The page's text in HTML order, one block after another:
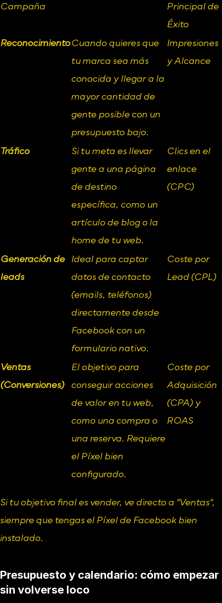
Campaña
Principal de
Éxito
ReconocimientoCuando quieres que
tu marca sea más
conocida y llegar a la
mayor cantidad de
gente posible con un
presupuesto bajo.
Impresiones
y Alcance
Tráfico
Si tu meta es llevar
gente a una página
de destino
específica, como un
artículo de blog o la
home de tu web.
Clics en el
enlace
(CPC)
Generación de
leads
Ideal para captar
datos de contacto
(emails, teléfonos)
directamente desde
Facebook con un
formulario nativo.
Coste por
Lead (CPL)
Ventas
(Conversiones)
El objetivo para
conseguir acciones
de valor en tu web,
como una compra o
una reserva. Requiere
el Píxel bien
configurado.
Coste por
Adquisición
(CPA) y
ROAS
Si tu objetivo final es vender, ve directo a "Ventas",
siempre que tengas el Píxel de Facebook bien
instalado.
Presupuesto y calendario: cómo empezar
sin volverse loco